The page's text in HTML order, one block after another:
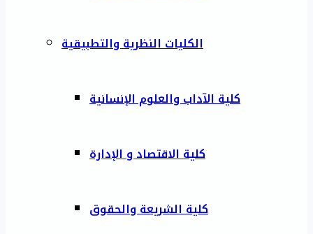
الكليات النظرية والتطبيقية
كلية الآداب والعلوم الإنسانية
كلية الاقتصاد و الإدارة
كلية الشريعة والحقوق